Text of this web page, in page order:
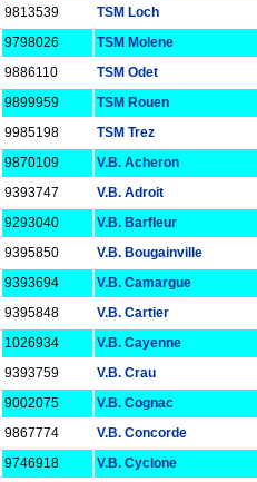
9813539
TSM Loch
9798026
TSM Molene
9886110
TSM Odet
9899959
TSM Rouen
9985198
TSM Trez
9870109
V.B. Acheron
9393747
V.B. Adroit
9293040
V.B. Barfleur
9395850
V.B. Bougainville
9393694
V.B. Camargue
9395848
V.B. Cartier
1026934
V.B. Cayenne
9393759
V.B. Crau
9002075
V.B. Cognac
9867774
V.B. Concorde
9746918
V.B. Cyclone